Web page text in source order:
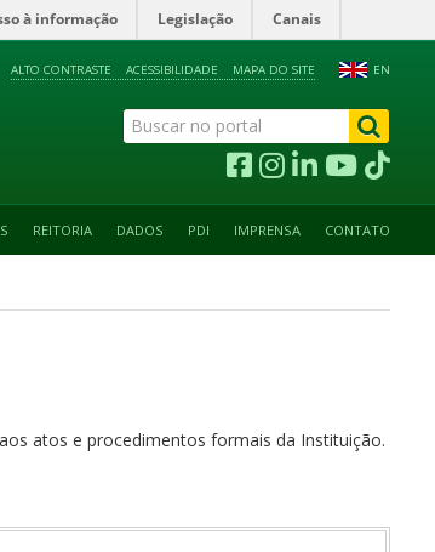
à informação Legislação Canais
EN
ALTO CONTRASTE ACESSIBILIDADE MAPA DO SITE
REITORIA DADOS PDI IMPRENSA CONTATO
atos e procedimentos formais da Instituição.